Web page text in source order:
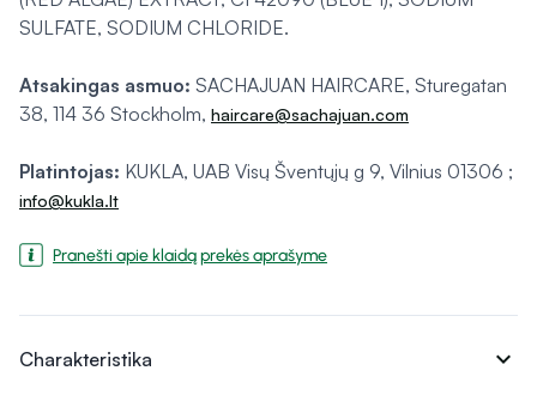
SULFATE, SODIUM CHLORIDE.
Atsakingas asmuo: SACHAJUAN HAIRCARE, Sturegatan
38, 114 36 Stockholm, haircare@sachajuan.com
Platintojas: KUKLA, UAB Visų Šventųjų g 9, Vilnius 01306 ;
info@kukla.lt
Pranešti apie klaidą prekės aprašyme
Charakteristika expand_more